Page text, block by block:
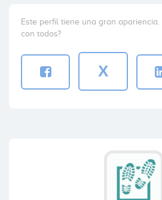
Este perfil tiene una gran
con todos?
X